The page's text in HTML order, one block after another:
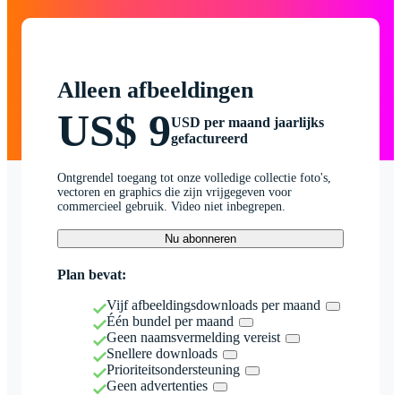
Alleen afbeeldingen
US$ 9USD per maand jaarlijks
gefactureerd
Ontgrendel toegang tot onze volledige collectie foto's,
vectoren en graphics die zijn vrijgegeven voor
commercieel gebruik. Video niet inbegrepen.
Nu abonneren
Plan bevat:
Vijf afbeeldingsdownloads per maand
Één bundel per maand
Geen naamsvermelding vereist
Snellere downloads
Prioriteitsondersteuning
Geen advertenties